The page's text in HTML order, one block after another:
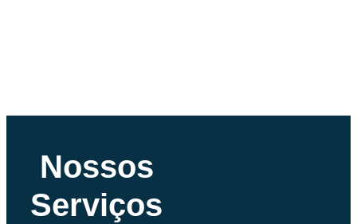
Nossos
Serviços